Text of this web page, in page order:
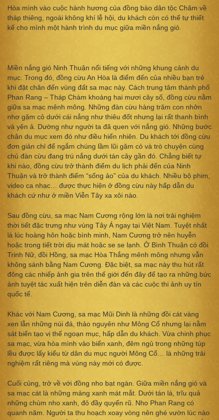
Hòa mình vào cuộc hành hương của đồng bào dân tộc Chăm về
tháp thiêng, ngoài không khí lễ hội, du khách còn có thể tự thiết
kế cho mình một hành trình du mục giữa miền nắng gió.
Miền nắng gió Ninh Thuận nổi tiếng với những khung cảnh du
mục. Trong đó, đồng cừu An Hòa là điểm đến của nhiều bạn trẻ
khi đặt chân đến vùng đất sa mạc này. Cách trung tâm thành phố
Phan Rang – Tháp Chàm khoảng hai mươi cây số, đồng cừu nằm
giữa sa mạc mênh mông. Những đàn cừu hàng trăm con nhởn
nhơ gặm cỏ dưới cái nắng như thiêu đốt nhưng lại rất thanh bình
và yên ả. Dường như người ta đã quen với nắng gió. Những bước
chân du mục xem đó như điều hiển nhiên. Du khách tới đồng cừu
đơn giản chỉ để ngắm chúng lầm lũi gặm cỏ và trò chuyện cùng
chủ đàn cừu đang trú nắng dưới tán cây gần đó. Chẳng biết tự
khi nào, đồng cừu trở thành điểm du lịch phải đến của Ninh
Thuận và trở thành điểm “sống ảo” của du khách. Nhiều bộ phim,
video ca nhạc… được thực hiện ở đồng cừu này hấp dẫn du
khách cứ như ở miền Viễn Tây xa xôi nào.
Sau đồng cừu, sa mạc Nam Cương rộng lớn là nơi trải nghiệm
thời tiết đặc trưng như vùng Tây Á ngay tại Việt Nam. Tuyệt nhất
là lúc hoàng hôn hoặc bình minh, Nam Cương trở nên huyễn
hoặc trong tiết trời dịu mát hoặc se se lạnh. Ở Bình Thuận có đồi
Trinh Nữ, đồi Hồng, sa mạc Hòa Thắng mênh mông nhưng vẫn
không sánh bằng Nam Cương. Đặc biệt, sa mạc này thu hút rất
đông các nhiếp ảnh gia trên thế giới đến đây để tạo ra những bức
ảnh tuyệt tác xuất hiện trên diễn đàn và các cuộc thi ảnh uy tín
quốc tế.
Khác với Nam Cương, sa mạc Mũi Dinh là những đồi cát vàng
xen lẫn những núi đá, thảo nguyên như Mông Cổ nhưng lại nằm
sát biển tạo vị thế ngoạn mục, hấp dẫn du khách. Vừa chinh phục
sa mạc, vừa hòa mình vào biển xanh, đêm ngủ trong những túp
lều được lấy kiểu từ dân du mục người Mông Cổ… là những trải
nghiệm rất riêng mà vùng này mới có được.
Cuối cùng, trở về với đồng nho bạt ngàn. Giữa miền nắng gió và
sa mạc cát là những mảng xanh mát mắt. Dưới tán lá, trĩu quả
những chùm nho xanh, đỏ đầy quyến rũ. Nho Phan Rang có
quanh năm. Người ta thu hoạch xoay vòng nên ghé vườn lúc nào